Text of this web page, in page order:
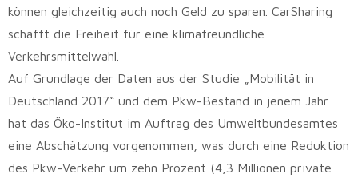
können gleichzeitig auch noch Geld zu sparen. CarSharing
schafft die Freiheit für eine klimafreundliche
Verkehrsmittelwahl.
Auf Grundlage der Daten aus der Studie „Mobilität in
Deutschland 2017“ und dem Pkw-Bestand in jenem Jahr
hat das Öko-Institut im Auftrag des Umweltbundesamtes
eine Abschätzung vorgenommen, was durch eine Reduktion
des Pkw-Verkehr um zehn Prozent (4,3 Millionen private